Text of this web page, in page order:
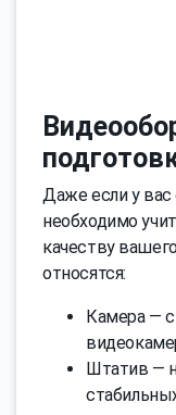
Даже если у
необходимо
качеству
относятся:
Камера —
Штатив —